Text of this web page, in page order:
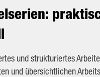
und strukturiertes
und übersichtlichen